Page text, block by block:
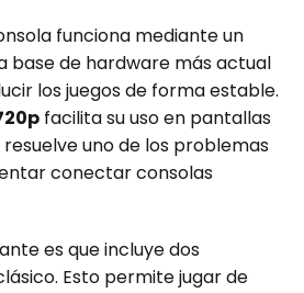
funciona mediante un
base de hardware más actual
los juegos de forma estable.
facilita su uso en pantallas
uno de los problemas
conectar consolas
es que incluye dos
Esto permite jugar de